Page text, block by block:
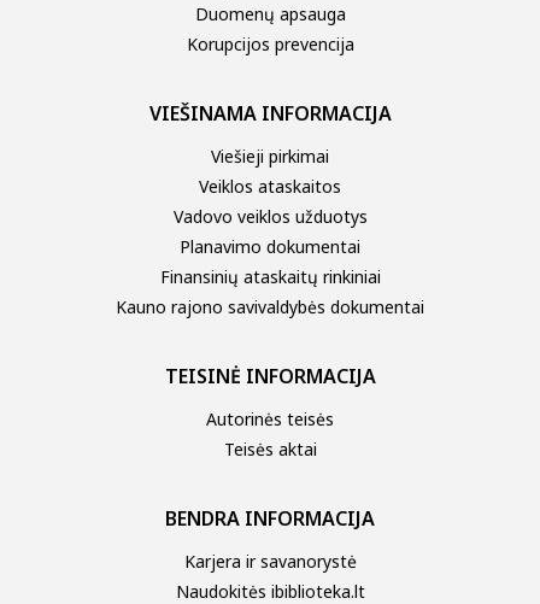
Duomenų apsauga
Korupcijos prevencija
VIEŠINAMA INFORMACIJA
Viešieji pirkimai
Veiklos ataskaitos
Vadovo veiklos užduotys
Planavimo dokumentai
Finansinių ataskaitų rinkiniai
Kauno rajono savivaldybės dokumentai
TEISINĖ INFORMACIJA
Autorinės teisės
Teisės aktai
BENDRA INFORMACIJA
Karjera ir savanorystė
Naudokitės ibiblioteka.lt